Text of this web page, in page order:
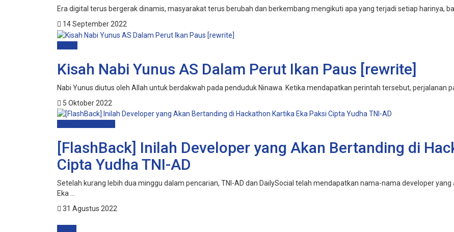
Era digital terus bergerak dinamis, masyarakat terus berubah dan berkembang mengikuti apa yang terjadi setiap harinya,
14 September 2022
Kisah Nabi Yunus AS Dalam Perut Ikan Paus [rewrite]
Nabi Yunus diutus oleh Allah untuk berdakwah pada penduduk Ninawa. Ketika mendapatkan perintah tersebut, perjalanan
5 Oktober 2022
[FlashBack] Inilah Developer yang Akan Bertanding di
Cipta Yudha TNI-AD
Setelah kurang lebih dua minggu dalam pencarian, TNI-AD dan DailySocial telah mendapatkan nama-nama developer
Eka ...
31 Agustus 2022